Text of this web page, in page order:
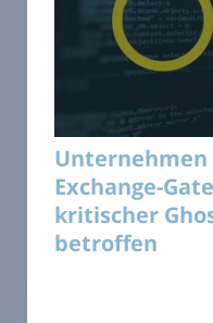
Exchange-
kritischer
betroffen